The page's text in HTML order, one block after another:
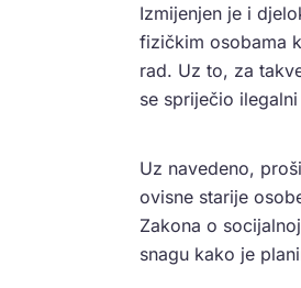
Izmijenjen je i
fizičkim osobama
rad. Uz to, za
se spriječio
Uz navedeno,
ovisne starije
Zakona o
snagu kako je